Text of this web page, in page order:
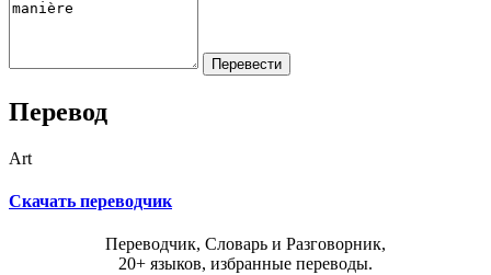
Перевод
Art
Скачать переводчик
Переводчик, Словарь и Разговорник,
20+ языков, избранные переводы.